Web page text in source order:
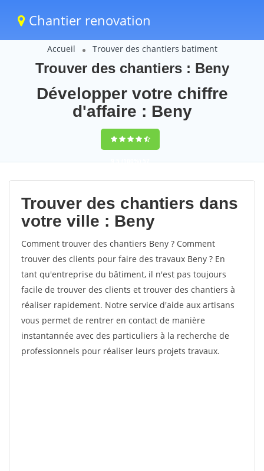
Chantier renovation
Accueil Trouver des chantiers batiment
Trouver des chantiers : Beny
Développer votre chiffre
d'affaire : Beny
9,5(100%)57
votes
Trouver des chantiers dans
votre ville : Beny
Comment trouver des chantiers Beny ? Comment
trouver des clients pour faire des travaux Beny ? En
tant qu'entreprise du bâtiment, il n'est pas toujours
facile de trouver des clients et trouver des chantiers à
réaliser rapidement. Notre service d'aide aux artisans
vous permet de rentrer en contact de manière
instantannée avec des particuliers à la recherche de
professionnels pour réaliser leurs projets travaux.